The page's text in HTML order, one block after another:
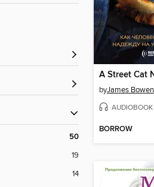
50
19
14
A Street Cat
byJames Bowen
AUDIOBOOK
BORROW